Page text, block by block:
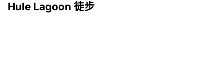
Hule Lagoon 徒步